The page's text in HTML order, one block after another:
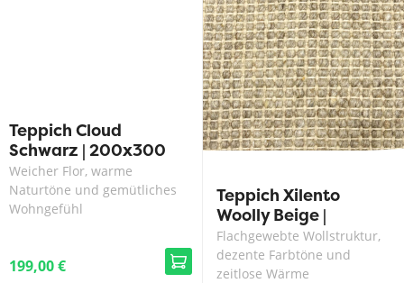
Teppich Cloud
Schwarz | 200x300
cm
Weicher Flor, warme
Naturtöne und gemütliches
Wohngefühl
199,00 €
Teppich Xilento
Woolly Beige |
140x200 cm
Flachgewebte Wollstruktur,
dezente Farbtöne und
zeitlose Wärme